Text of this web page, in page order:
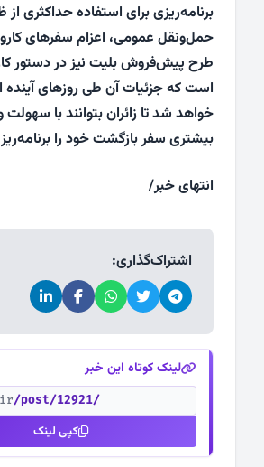
برنامه‌ریزی برای استفاده حداکثری از
حمل‌ونقل عمومی، اعزام سفرهای
طرح پیش‌فروش بلیت نیز در دستور کار
است که جزئیات آن طی روزهای آینده
خواهد شد تا زائران بتوانند با
بیشتری سفر بازگشت خود را
انتهای خبر/
اشتراک‌گذاری:
لینک کوتاه این خبر
/post/12921/
کپی لینک